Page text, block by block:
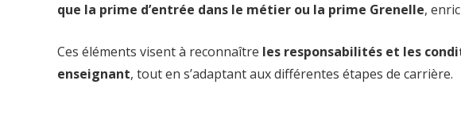
que la prime d’entrée dans le métier ou la prime Grenelle,
Ces éléments visent à reconnaître les responsabilités et les
enseignant, tout en s’adaptant aux différentes étapes de carrière.